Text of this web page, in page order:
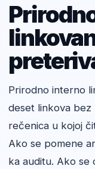
Prirodno interno
deset linkova bez
rečenica u kojoj
Ako se pomene
ka auditu. Ako se